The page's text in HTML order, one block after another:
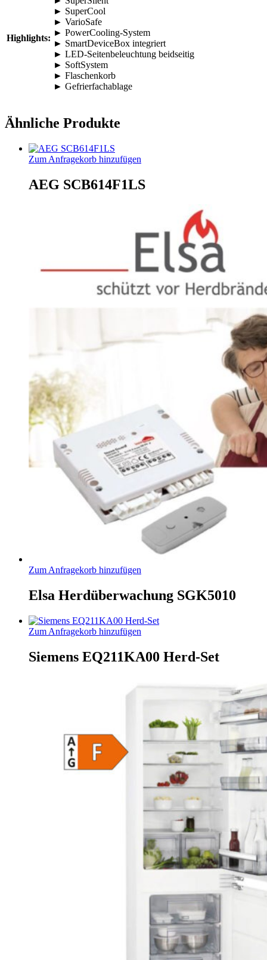
Highlights:
► SuperCool
► VarioSafe
► PowerCooling-System
► SmartDeviceBox integriert
► LED-Seitenbeleuchtung beidseitig
► SoftSystem
► Flaschenkorb
► Gefrierfachablage
Ähnliche Produkte
Zum Anfragekorb hinzufügen
AEG SCB614F1LS
Zum Anfragekorb hinzufügen
Elsa Herdüberwachung SGK5010
Zum Anfragekorb hinzufügen
Siemens EQ211KA00 Herd-Set